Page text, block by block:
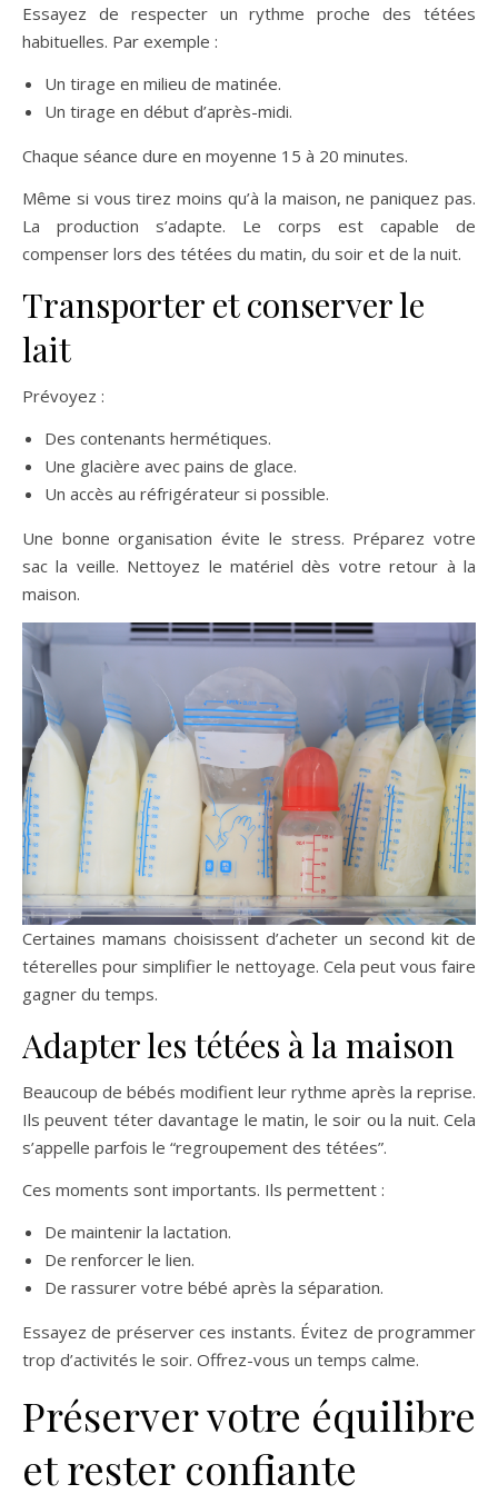
Essayez de respecter un rythme proche des tétées
habituelles. Par exemple :
Un tirage en milieu de matinée.
Un tirage en début d’après-midi.
Chaque séance dure en moyenne 15 à 20 minutes.
Même si vous tirez moins qu’à la maison, ne paniquez pas.
La production s’adapte. Le corps est capable de
compenser lors des tétées du matin, du soir et de la nuit.
Transporter et conserver le
lait
Prévoyez :
Des contenants hermétiques.
Une glacière avec pains de glace.
Un accès au réfrigérateur si possible.
Une bonne organisation évite le stress. Préparez votre
sac la veille. Nettoyez le matériel dès votre retour à la
maison.
Certaines mamans choisissent d’acheter un second kit de
téterelles pour simplifier le nettoyage. Cela peut vous faire
gagner du temps.
Adapter les tétées à la maison
Beaucoup de bébés modifient leur rythme après la reprise.
Ils peuvent téter davantage le matin, le soir ou la nuit. Cela
s’appelle parfois le “regroupement des tétées”.
Ces moments sont importants. Ils permettent :
De maintenir la lactation.
De renforcer le lien.
De rassurer votre bébé après la séparation.
Essayez de préserver ces instants. Évitez de programmer
trop d’activités le soir. Offrez-vous un temps calme.
Préserver votre équilibre
et rester confiante